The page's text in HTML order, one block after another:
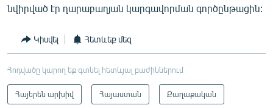
«Ազատության» բոլոր կայքերը
նվիրված էր ղարաբաղյան կարգավորման գործընթացին:
Կիսվել Հետևեք մեզ
Հոդվածը կարող եք գտնել հետևյալ բաժիններում
Հայերեն արխիվ Հայաստան Քաղաքական